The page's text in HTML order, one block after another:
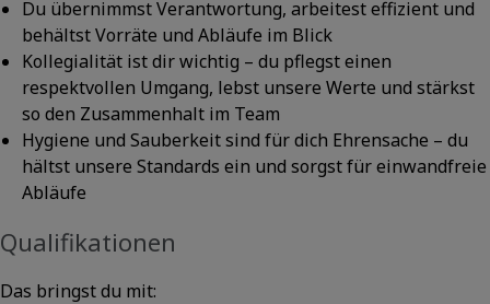
Du übernimmst Verantwortung, arbeitest effizient und
behältst Vorräte und Abläufe im Blick
Kollegialität ist dir wichtig – du pflegst einen
respektvollen Umgang, lebst unsere Werte und stärkst
so den Zusammenhalt im Team
Hygiene und Sauberkeit sind für dich Ehrensache – du
hältst unsere Standards ein und sorgst für einwandfreie
Abläufe
Qualifikationen
Das bringst du mit: